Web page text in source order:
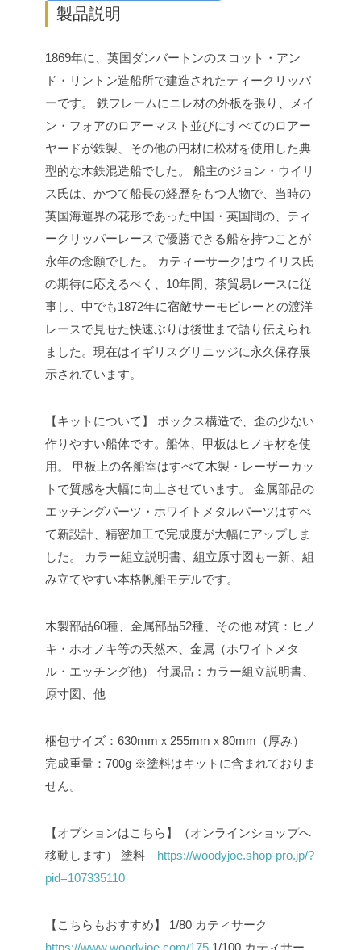
製品説明
1869年に、英国ダンバートンのスコット・アン
ド・リントン造船所で建造されたティークリッパ
ーです。
鉄フレームにニレ材の外板を張り、メイ
ン・フォアのロアーマスト並びにすべてのロアー
ヤードが鉄製、その他の円材に松材を使用した典
型的な木鉄混造船でした。
船主のジョン・ウイリ
ス氏は、かつて船長の経歴をもつ人物で、当時の
英国海運界の花形であった中国・英国間の、ティ
ークリッパーレースで優勝できる船を持つことが
永年の念願でした。
カティーサークはウイリス氏
の期待に応えるべく、10年間、茶貿易レースに従
事し、中でも1872年に宿敵サーモピレーとの渡洋
レースで見せた快速ぶりは後世まで語り伝えられ
ました。現在はイギリスグリニッジに永久保存展
示されています。
【キットについて】
ボックス構造で、歪の少ない
作りやすい船体です。船体、甲板はヒノキ材を使
用。
甲板上の各船室はすべて木製・レーザーカッ
トで質感を大幅に向上させています。
金属部品の
エッチングパーツ・ホワイトメタルパーツはすべ
て新設計、精密加工で完成度が大幅にアップしま
した。
カラー組立説明書、組立原寸図も一新、組
み立てやすい本格帆船モデルです。
木製部品60種、金属部品52種、その他 材質：ヒノ
キ・ホオノキ等の天然木、金属（ホワイトメタ
ル・エッチング他）
付属品：カラー組立説明書、
原寸図、他
梱包サイズ：630mmｘ255mmｘ80mm（厚み）
完成重量：700g ※塗料はキットに含まれておりま
せん。
【オプションはこちら】（オンラインショップへ
移動します）
塗料 https://woodyjoe.shop-pro.jp/?
pid=107335110
【こちらもおすすめ】
1/80 カティサーク